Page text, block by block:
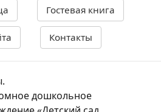
Гостевая книга
Контакты
дошкольное